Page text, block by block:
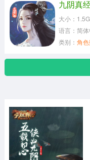
冒险解谜
体育竞技
九阴真
大小：
语言：简
类别： 角